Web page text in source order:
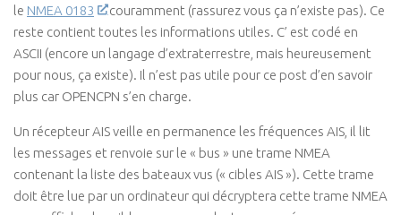
le NMEA 0183
couramment (rassurez vous ça n’existe pas). Ce
reste contient toutes les informations utiles. C’ est codé en
ASCII (encore un langage d’extraterrestre, mais heureusement
pour nous, ça existe). Il n’est pas utile pour ce post d’en savoir
plus car OPENCPN s’en charge.
Un récepteur AIS veille en permanence les fréquences AIS, il lit
les messages et renvoie sur le « bus » une trame NMEA
contenant la liste des bateaux vus (« cibles AIS »). Cette trame
doit être lue par un ordinateur qui décryptera cette trame NMEA